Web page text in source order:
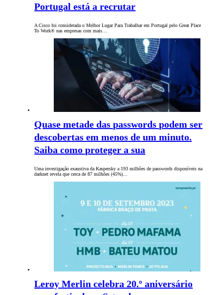
Portugal está a recrutar
A Cisco foi considerada o Melhor Lugar Para Trabalhar em Portugal pelo Great Place
To Work® nas empresas com mais…
Quase metade das passwords podem ser
descobertas em menos de um minuto.
Saiba como proteger a sua
Uma investigação exaustiva da Kaspersky a 193 milhões de passwords disponíveis na
darknet revela que cerca de 87 milhões (45%)…
Leroy Merlin celebra 20.º aniversário